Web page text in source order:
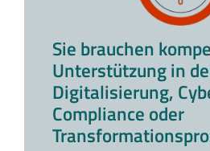
Sie brauchen
Unterstützung in
Digitalisierung,
Compliance oder